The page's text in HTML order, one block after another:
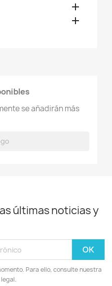


se añadirán más
últimas noticias y
Para ello, consulte nuestra